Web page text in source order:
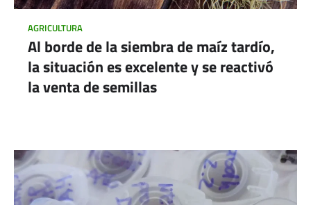
AGRICULTURA
Al borde de la siembra de maíz tardío,
la situación es excelente y se reactivó
la venta de semillas